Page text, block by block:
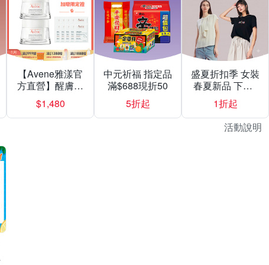
【Avene雅漾官
方直營】醒膚緊
實彈力霜50mlX2
入組
$1,480
中元祈福 指定品
滿$688現折50
5折起
盛夏折扣季 女裝
春夏新品 下殺1
折起
1折起
活動說明